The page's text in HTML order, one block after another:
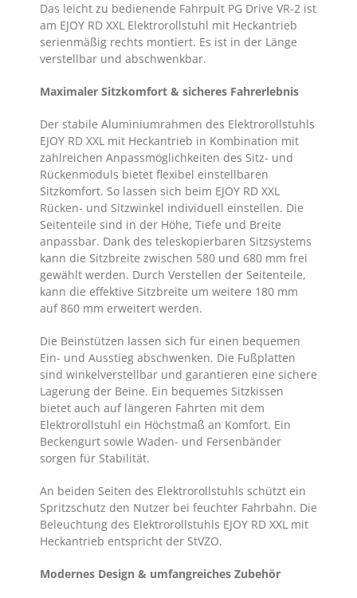
Das leicht zu bedienende Fahrpult PG Drive VR-2 ist
am EJOY RD XXL Elektrorollstuhl mit Heckantrieb
serienmäßig rechts montiert. Es ist in der Länge
verstellbar und abschwenkbar.
Maximaler Sitzkomfort & sicheres Fahrerlebnis
Der stabile Aluminiumrahmen des Elektrorollstuhls
EJOY RD XXL mit Heckantrieb in Kombination mit
zahlreichen Anpassmöglichkeiten des Sitz- und
Rückenmoduls bietet flexibel einstellbaren
Sitzkomfort. So lassen sich beim EJOY RD XXL
Rücken- und Sitzwinkel individuell einstellen. Die
Seitenteile sind in der Höhe, Tiefe und Breite
anpassbar. Dank des teleskopierbaren Sitzsystems
kann die Sitzbreite zwischen 580 und 680 mm frei
gewählt werden. Durch Verstellen der Seitenteile,
kann die effektive Sitzbreite um weitere 180 mm
auf 860 mm erweitert werden.
Die Beinstützen lassen sich für einen bequemen
Ein- und Ausstieg abschwenken. Die Fußplatten
sind winkelverstellbar und garantieren eine sichere
Lagerung der Beine. Ein bequemes Sitzkissen
bietet auch auf längeren Fahrten mit dem
Elektrorollstuhl ein Höchstmaß an Komfort. Ein
Beckengurt sowie Waden- und Fersenbänder
sorgen für Stabilität.
An beiden Seiten des Elektrorollstuhls schützt ein
Spritzschutz den Nutzer bei feuchter Fahrbahn. Die
Beleuchtung des Elektrorollstuhls EJOY RD XXL mit
Heckantrieb entspricht der StVZO.
Modernes Design & umfangreiches Zubehör